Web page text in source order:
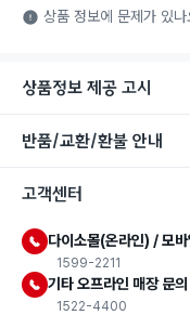
식품용 기구:
는 식품첨가
상품 정보에 문제가 있나
상품정보 제공 고시
반품/교환/환불 안내
고객센터
다이소몰(온라인) / 모바
1599-2211
기타 오프라인 매장 문의
1522-4400